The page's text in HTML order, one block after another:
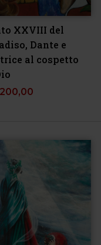
XXVIII del
Dante e
al cospetto